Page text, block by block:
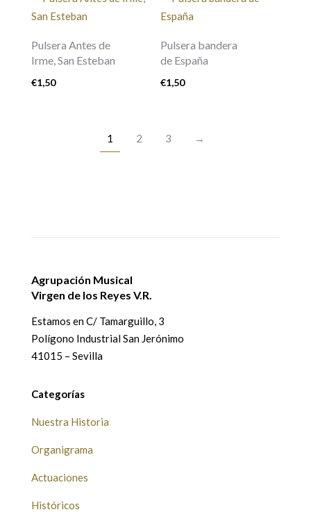
Pulsera Antes de
Irme, San Esteban
€1,50
Pulsera bandera
de España
€1,50
1 2 3 →
Agrupación Musical
Virgen de los Reyes V.R.
Estamos enC/ Tamarguillo, 3
Polígono Industrial San Jerónimo
41015 – Sevilla
Categorías
Nuestra Historia
Organigrama
Actuaciones
Históricos